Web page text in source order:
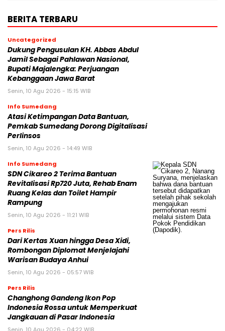
BERITA TERBARU
Uncategorized
Dukung Pengusulan KH. Abbas Abdul
Jamil Sebagai Pahlawan Nasional,
Bupati Majalengka: Perjuangan
Kebanggaan Jawa Barat
Senin, 10 Agu 2026 - 15:15 WIB
Info Sumedang
Atasi Ketimpangan Data Bantuan,
Pemkab Sumedang Dorong Digitalisasi
Perlinsos
Senin, 10 Agu 2026 - 14:49 WIB
Info Sumedang
SDN Cikareo 2 Terima Bantuan
Revitalisasi Rp720 Juta, Rehab Enam
Ruang Kelas dan Toilet Hampir
Rampung
Senin, 10 Agu 2026 - 11:21 WIB
Pers Rilis
Dari Kertas Xuan hingga Desa Xidi,
Rombongan Diplomat Menjelajahi
Warisan Budaya Anhui
Senin, 10 Agu 2026 - 05:57 WIB
Pers Rilis
Changhong Gandeng Ikon Pop
Indonesia Rossa untuk Memperkuat
Jangkauan di Pasar Indonesia
Senin, 10 Agu 2026 - 04:22 WIB